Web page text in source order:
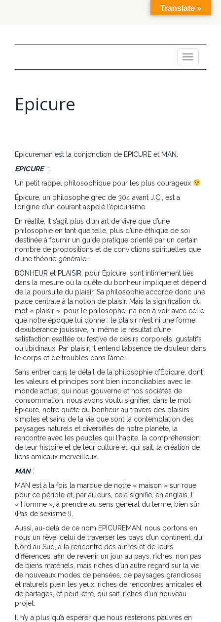
Toggle
navigation
Epicure
Epicureman est la conjonction de EPICURE et MAN.
EPICURE:
Un petit rappel philosophique pour les plus courageux
Épicure, un philosophe grec de 304 avant J.C., est a
l’origine d’un courant appelé l’épicurisme.
En réalité, Il s’agit plus d’un art de vivre que d’une
philosophie en tant que telle, plus d’une éthique de soi
destinée à fournir un guide pratique orienté par un certain
nombre de propositions et de convictions spirituelles que
d’une théorie générale…
BONHEUR et PLAISIR, pour Épicure, sont intimement liés
dans la mesure où la quête du bonheur implique et dépend
de la poursuite du plaisir. Sa philosophie accorde donc une
place centrale à la notion de plaisir. Mais la signification du
mot « plaisir », pour le philosophe, n’a rien à voir avec celle
que notre époque lui donne : le plaisir n’est ni une forme
d’exubérance jouissive, ni même le résultat d’une
satisfaction exaltée ou festive de désirs corporels, gustatifs
ou libidinaux. Par plaisir, il entend l’absence de douleur dans
le corps et de troubles dans l’âme…
Sans entrer dans le détail de la philosophie d’Épicure, dont
les valeurs et principes sont bien inconciliables avec le
monde actuel qui nous gouverne et nos sociétés de
consommation, nous avons voulu signifier, dans le mot
Épicure, notre quête du bonheur au travers des plaisirs
simples et sains de la vie que sont la contemplation des
paysages naturels et diversifiés de notre planète, la
rencontre avec les peuples qui l’habite, la compréhension
de leur histoire et de leur culture et, qui sait, la création de
liens amicaux merveilleux.
MAN:
MAN est à la fois la marque de notre « maison » sur roue
pour ce périple et, par ailleurs, cela signifie, en anglais, l’
« Homme », à prendre au sens général du terme, bien sûr.
(Pas de sexisme !).
Aussi, au-delà de ce nom EPICUREMAN, nous portons en
nous un rêve, celui de traverser les pays d’un continent, du
Nord au Sud, à la rencontre des autres et de leurs
différences, afin de revenir un jour au pays, riches, non pas
de biens matériels, mais riches d’un autre regard sur la vie,
de nouveaux modes de pensées, de paysages grandioses
et naturels plein les yeux, riches de rencontres amicales et
de partages, et peut-être, qui sait, riches d’un nouveau
projet.
Il n’y a plus qu’à espérer que nous resterons pauvres en
Translate »